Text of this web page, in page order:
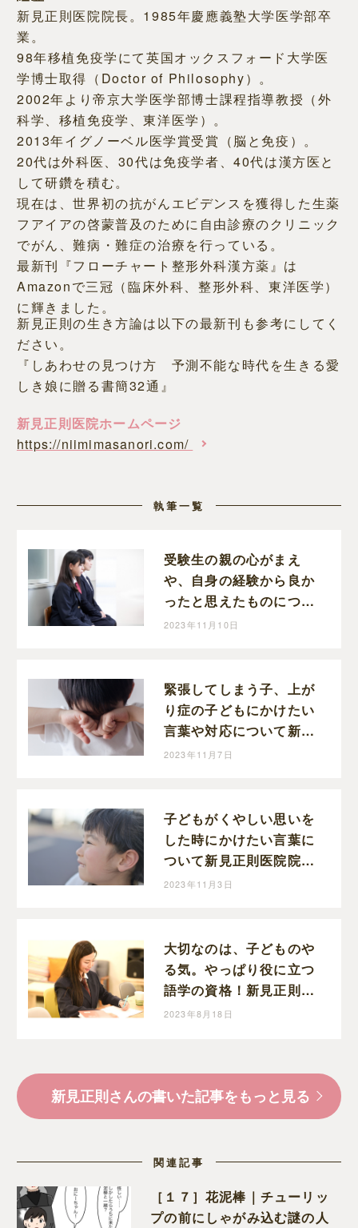
新見正則医院院長。1985年慶應義塾大学医学部卒
業。
98年移植免疫学にて英国オックスフォード大学医
学博士取得（Doctor of Philosophy）。
2002年より帝京大学医学部博士課程指導教授（外
科学、移植免疫学、東洋医学）。
2013年イグノーベル医学賞受賞（脳と免疫）。
20代は外科医、30代は免疫学者、40代は漢方医と
して研鑽を積む。
現在は、世界初の抗がんエビデンスを獲得した生薬
フアイアの啓蒙普及のために自由診療のクリニック
でがん、難病・難症の治療を行っている。
最新刊『フローチャート整形外科漢方薬』は
Amazonで三冠（臨床外科、整形外科、東洋医学）
に輝きました。
新見正則の生き方論は以下の最新刊も参考にしてく
ださい。
『しあわせの見つけ方 予測不能な時代を生きる愛
しき娘に贈る書簡32通』
新見正則医院ホームページ
https://niimimasanori.com/
執筆一覧
受験生の親の心がまえ
や、自身の経験から良か
ったと思えたものについ
て新見正則医院院長、新
2023年11月10日
緊張してしまう子、上が
り症の子どもにかけたい
言葉や対応について新見
正則医院院長、新見先生
2023年11月7日
子どもがくやしい思いを
した時にかけたい言葉に
ついて新見正則医院院
長、新見先生に伺いまし
2023年11月3日
大切なのは、子どものや
る気。やっぱり役に立つ
語学の資格！新見正則医
院院長、新見先生に伺い
2023年8月18日
新見正則さんの書いた記事をもっと見る
関連記事
［１７］花泥棒｜チューリッ
プの前にしゃがみ込む謎の人